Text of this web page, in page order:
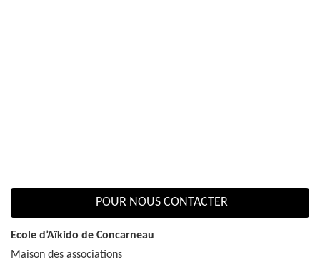
POUR NOUS CONTACTER
Ecole d’Aïkido de Concarneau
Maison des associations